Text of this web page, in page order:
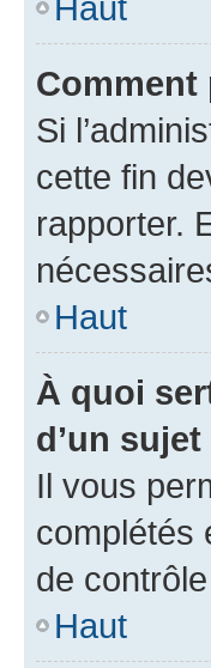
Comment
Si
cette fin
rapporter.
Haut
À quoi
d’un sujet
Il vous
complétés
de
Haut